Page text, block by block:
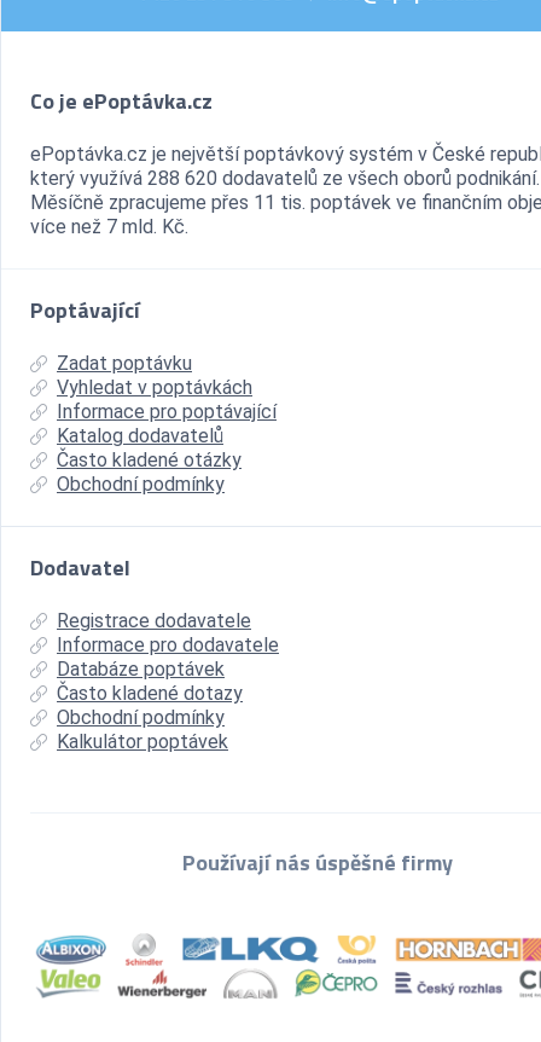
Co je ePoptávka.cz
ePoptávka.cz je největší poptávkový systém v České
který využívá 288 620 dodavatelů ze všech oborů podnikání.
Měsíčně zpracujeme přes 11 tis. poptávek ve finančním
více než 7 mld. Kč.
Poptávající
Zadat poptávku
Vyhledat v poptávkách
Informace pro poptávající
Katalog dodavatelů
Často kladené otázky
Obchodní podmínky
Dodavatel
Registrace dodavatele
Informace pro dodavatele
Databáze poptávek
Často kladené dotazy
Obchodní podmínky
Kalkulátor poptávek
Používají nás úspěšné firmy